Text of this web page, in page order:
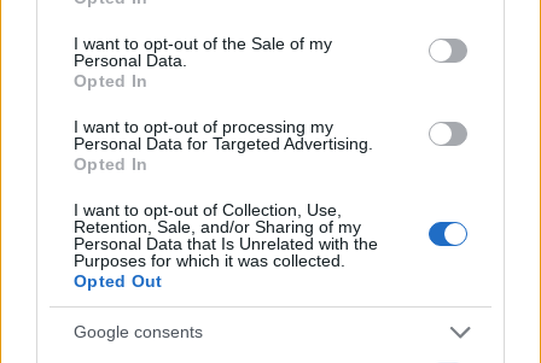
use your data for below specified purposes in below Google
consent section.
I want to opt-out of the Sale of my
Personal Data.
Opted In
I want to opt-out of processing my
Personal Data for Targeted Advertising.
Opted In
I want to opt-out of Collection, Use,
Retention, Sale, and/or Sharing of my
Personal Data that Is Unrelated with the
Purposes for which it was collected.
Opted Out
Google consents
Kategorije: Novice Novice
koronavirus
ortoped UKC Ljubljana